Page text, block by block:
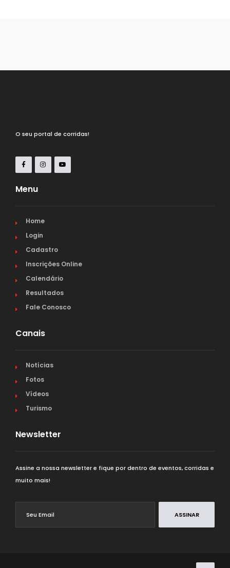
O seu portal de corridas!
Menu
Home
Login
Cadastro
Inscrições Online
Calendário
Resultados
Fale Conosco
Canais
Notícias
Fotos
Vídeos
Turismo
Newsletter
Assine a nossa newsletter e fique por dentro de eventos, corridas e
muito mais!
ASSINAR